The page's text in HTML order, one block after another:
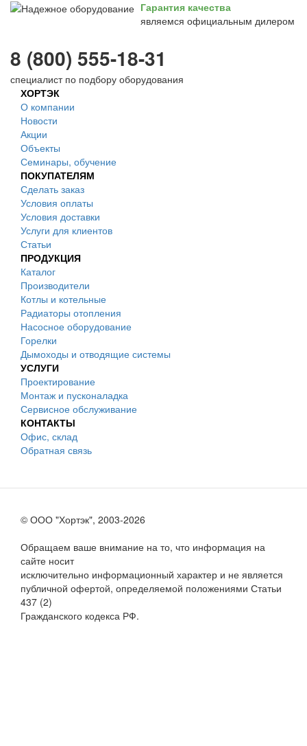
Гарантия качества
являемся официальным дилером
8 (800) 555-18-31
специалист по подбору оборудования
ХОРТЭК
О компании
Новости
Акции
Объекты
Семинары, обучение
ПОКУПАТЕЛЯМ
Сделать заказ
Условия оплаты
Условия доставки
Услуги для клиентов
Статьи
ПРОДУКЦИЯ
Каталог
Производители
Котлы и котельные
Радиаторы отопления
Насосное оборудование
Горелки
Дымоходы и отводящие системы
УСЛУГИ
Проектирование
Монтаж и пусконаладка
Сервисное обслуживание
КОНТАКТЫ
Офис, склад
Обратная связь
© ООО "Хортэк", 2003-2026
Обращаем ваше внимание на то, что информация на
сайте носит
исключительно информационный характер и не является
публичной офертой, определяемой положениями Статьи
437 (2)
Гражданского кодекса РФ.